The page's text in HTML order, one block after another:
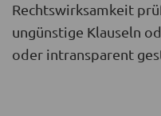
Rechtswirksamkeit
ungünstige Klauseln
oder intransparent